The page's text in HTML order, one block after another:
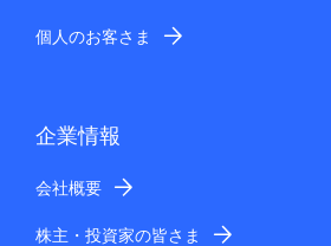
個人のお客さま
企業情報
会社概要
株主・投資家の皆さま